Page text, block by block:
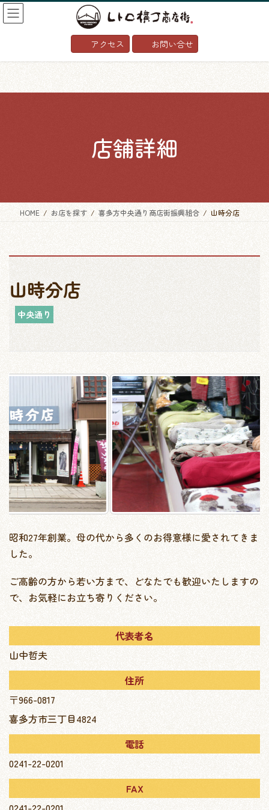
コ
ン
ツ
ス
ナ
ビ
シ
ン
アクセス お問い合せ
店舗詳細
HOME お店を探す 喜多方中央通り商店街振興組合 山時分店
山時分店
中央通り
昭和27年創業。母の代から多くのお得意様に愛されてきま
した。
ご高齢の方から若い方まで、どなたでも歓迎いたしますの
で、お気軽にお立ち寄りください。
代表者名
山中哲夫
住所
〒966-0817
喜多方市三丁目4824
電話
0241-22-0201
FAX